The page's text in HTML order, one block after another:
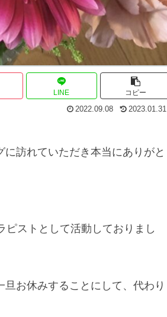
LINE コピー
2022.09.08 2023.01.31
訪れていただき本当にありがと
ストとして活動しておりまし
お休みすることにして、代わり